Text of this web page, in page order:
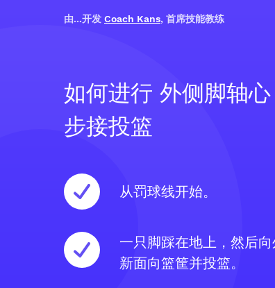
由...开发 Coach Kans, 首席技能教练
如何进行 外侧脚轴心
步接投篮
从罚球线开始。
一只脚踩在地上，然后
新面向篮筐并投篮。